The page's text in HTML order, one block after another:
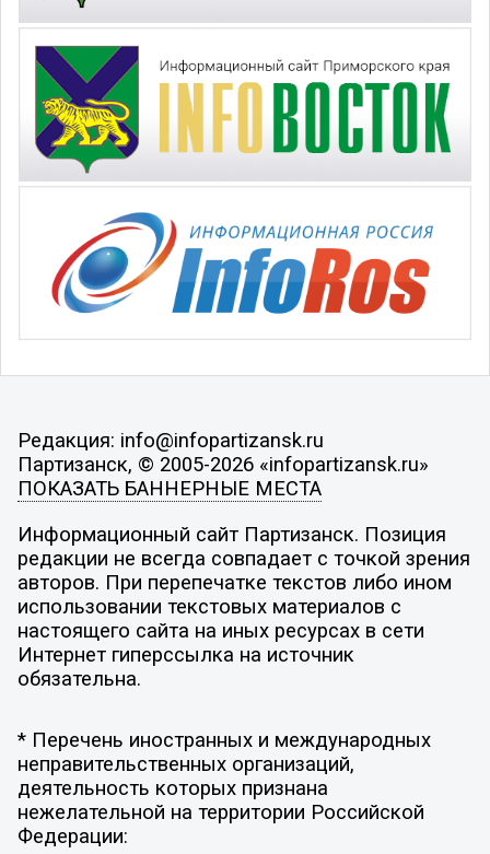
Редакция: info@infopartizansk.ru
Партизанск, © 2005-2026 «infopartizansk.ru»
ПОКАЗАТЬ БАННЕРНЫЕ МЕСТА
Информационный сайт Партизанск. Позиция
редакции не всегда совпадает с точкой зрения
авторов. При перепечатке текстов либо ином
использовании текстовых материалов с
настоящего сайта на иных ресурсах в сети
Интернет гиперссылка на источник
обязательна.
* Перечень иностранных и международных
неправительственных организаций,
деятельность которых признана
нежелательной на территории Российской
Федерации: